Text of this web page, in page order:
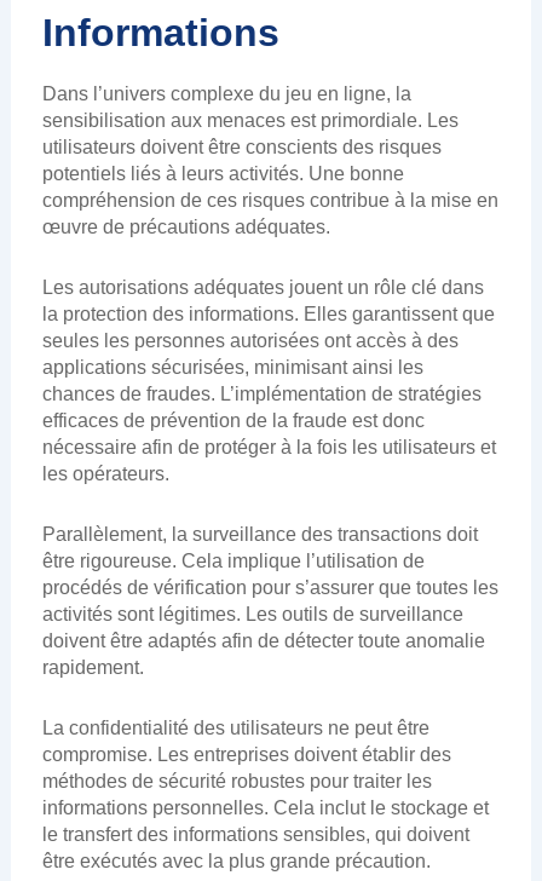
Informations
Dans l’univers complexe du jeu en ligne, la
sensibilisation aux menaces est primordiale. Les
utilisateurs doivent être conscients des risques
potentiels liés à leurs activités. Une bonne
compréhension de ces risques contribue à la mise en
œuvre de précautions adéquates.
Les autorisations adéquates jouent un rôle clé dans
la protection des informations. Elles garantissent que
seules les personnes autorisées ont accès à des
applications sécurisées, minimisant ainsi les
chances de fraudes. L’implémentation de stratégies
efficaces de prévention de la fraude est donc
nécessaire afin de protéger à la fois les utilisateurs et
les opérateurs.
Parallèlement, la surveillance des transactions doit
être rigoureuse. Cela implique l’utilisation de
procédés de vérification pour s’assurer que toutes les
activités sont légitimes. Les outils de surveillance
doivent être adaptés afin de détecter toute anomalie
rapidement.
La confidentialité des utilisateurs ne peut être
compromise. Les entreprises doivent établir des
méthodes de sécurité robustes pour traiter les
informations personnelles. Cela inclut le stockage et
le transfert des informations sensibles, qui doivent
être exécutés avec la plus grande précaution.